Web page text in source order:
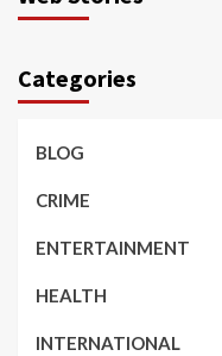
Categories
BLOG
CRIME
ENTERTAINMENT
HEALTH
INTERNATIONAL